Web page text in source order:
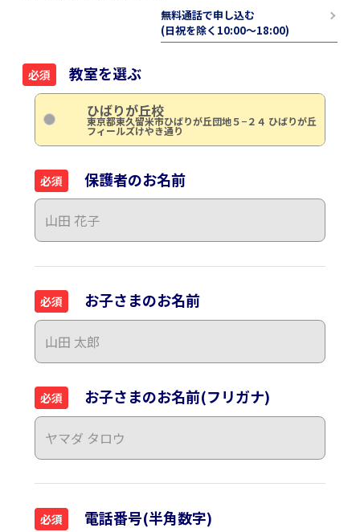
無料通話で申し込む
(日祝を除く10:00〜18:00)
必須 教室を選ぶ
ひばりが丘校
東京都東久留米市ひばりが丘団地５−２４ ひばりが丘
フィールズけやき通り
必須 保護者のお名前
必須 お子さまのお名前
必須 お子さまのお名前(フリガナ)
必須 電話番号(半角数字)